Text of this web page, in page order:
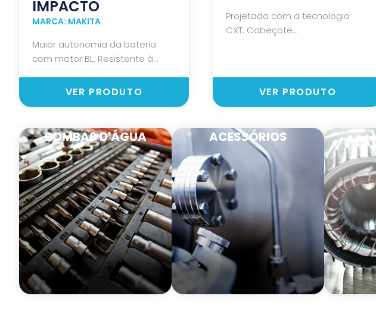
IMPACTO
MARCA: MAKITA
Maior autonomia da bateria
com motor BL. Resistente à...
VER PRODUTO
Projetada com a tecnologia
CXT. Cabeçote...
VER PRODUTO
BOMBAS D'ÁGUA ACESSÓRIOS